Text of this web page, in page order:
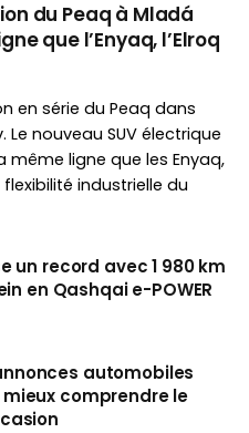
du Peaq à Mladá
que l’Enyaq, l’Elroq
en série du Peaq dans
nouveau SUV électrique
ligne que les Enyaq,
industrielle du
un record avec 1 980 km
en Qashqai e-POWER
automobiles
comprendre le